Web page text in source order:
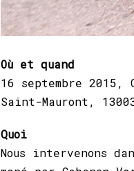
Où et quand
16 septembre
Saint-Mauront,
Quoi
Nous intervenons